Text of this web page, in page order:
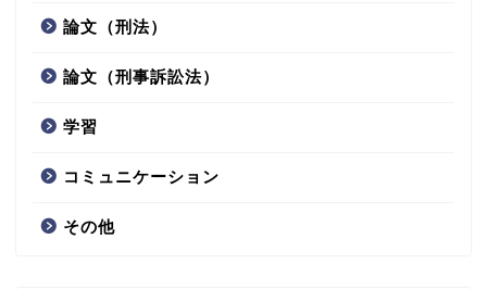
論文（刑法）
論文（刑事訴訟法）
学習
コミュニケーション
その他